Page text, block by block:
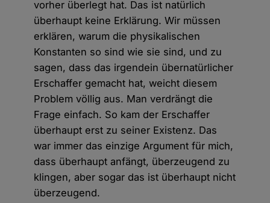
vorher überlegt hat. Das ist natürlich
überhaupt keine Erklärung. Wir müssen
erklären, warum die physikalischen
Konstanten so sind wie sie sind, und zu
sagen, dass das irgendein übernatürlicher
Erschaffer gemacht hat, weicht diesem
Problem völlig aus. Man verdrängt die
Frage einfach. So kam der Erschaffer
überhaupt erst zu seiner Existenz. Das
war immer das einzige Argument für mich,
dass überhaupt anfängt, überzeugend zu
klingen, aber sogar das ist überhaupt nicht
überzeugend.